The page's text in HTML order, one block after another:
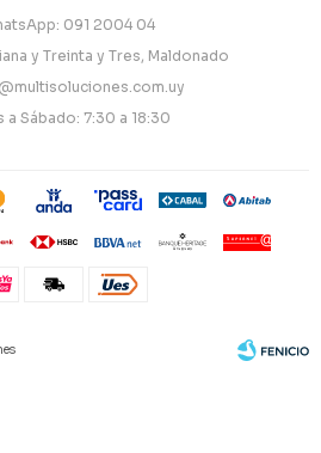
091 2004 04
y Treinta y Tres, Maldonado
a Sábado: 7:30 a 18:30